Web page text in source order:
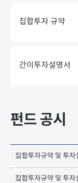
집합투자 규약
간이투자설명서
펀드 공시
집합투자규약 및 투자
집합투자규약 및 투자